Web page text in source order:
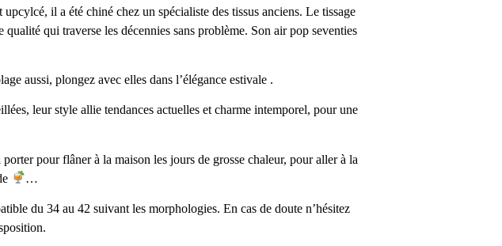
il a été chiné chez un spécialiste des tissus anciens. Le tissage
qualité qui traverse les décennies sans problème. Son air pop seventies
aussi, plongez avec elles dans l’élégance estivale .
leur style allie tendances actuelles et charme intemporel, pour une
pour flâner à la maison les jours de grosse chaleur, pour aller à la
…
du 34 au 42 suivant les morphologies. En cas de doute n’hésitez